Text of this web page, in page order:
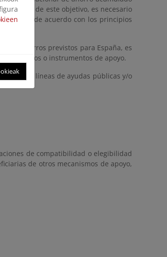
de este objetivo, es necesario
de acuerdo con los principios
los ahorros previstos para España, es
o instrumentos de apoyo.
de líneas de ayudas públicas y/o
de compatibilidad o elegibilidad
de otros mecanismos de apoyo,